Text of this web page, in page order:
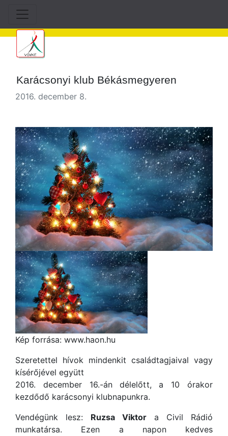
Karácsonyi klub Békásmegyeren
2016. december 8.
Kép forrása: www.haon.hu
Szeretettel hívok mindenkit családtagjaival vagy
kísérőjével együtt
2016. december 16.-án délelőtt, a 10 órakor
kezdődő karácsonyi klubnapunkra.
Vendégünk lesz: Ruzsa Viktor a Civil Rádió
munkatársa. Ezen a napon kedves